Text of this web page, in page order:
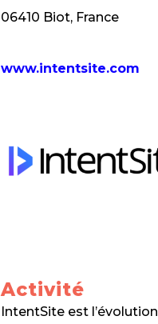
06410 Biot, France
www.intentsite.com
Activité
IntentSite est l’évolution